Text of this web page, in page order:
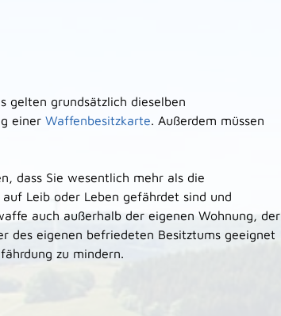
gelten grundsätzlich dieselben
einer Waffenbesitzkarte. Außerdem müssen
dass Sie wesentlich mehr als die
Leib oder Leben gefährdet sind und
auch außerhalb der eigenen Wohnung, der
des eigenen befriedeten Besitztumsgeeignet
zu mindern.